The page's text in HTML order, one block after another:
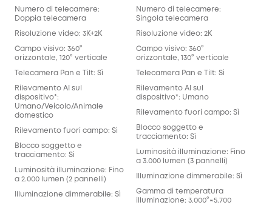
Numero di telecamere:
Doppia telecamera
Risoluzione video: 3K+2K
Campo visivo: 360°
orizzontale, 120° verticale
Telecamera Pan e Tilt: Sì
Rilevamento AI sul
dispositivo*:
Umano/Veicolo/Animale
domestico
Rilevamento fuori campo: Sì
Blocco soggetto e
tracciamento: Sì
Luminosità illuminazione: Fino
a 2.000 lumen (2 pannelli)
Illuminazione dimmerabile: Sì
Numero di telecamere:
Singola telecamera
Risoluzione video: 2K
Campo visivo: 360°
orizzontale, 130° verticale
Telecamera Pan e Tilt: Sì
Rilevamento AI sul
dispositivo*: Umano
Rilevamento fuori campo: Sì
Blocco soggetto e
tracciamento: Sì
Luminosità illuminazione: Fino
a 3.000 lumen (3 pannelli)
Illuminazione dimmerabile: Sì
Gamma di temperatura
illuminazione: 3.000°~5.700